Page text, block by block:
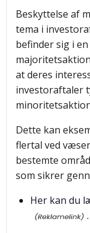
Beskyttelse af
tema i
befinder sig i
at deres
investoraftaler
Dette kan
flertal ved
bestemte
som sikrer
Her kan du
.